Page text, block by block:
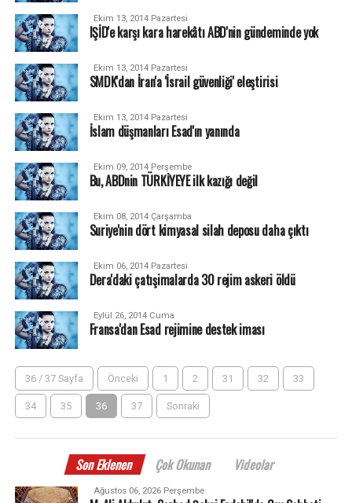
Ekim 13, 2014 Pazartesi
IŞİD'e karşı kara harekâtı ABD'nin gündeminde yok
Ekim 13, 2014 Pazartesi
SMDK'dan İran'a 'İsrail güvenliği' eleştirisi
Ekim 13, 2014 Pazartesi
İslam düşmanları Esad'ın yanında
Ekim 09, 2014 Perşembe
Bu, ABDnin TÜRKİYEYE ilk kazığı değil
Ekim 08, 2014 Çarşamba
Suriye'nin dört kimyasal silah deposu daha çıktı
Ekim 06, 2014 Pazartesi
Dera'daki çatışimalarda 30 rejim askeri öldü
Eylül 26, 2014 Cuma
Fransa'dan Esad rejimine destek iması
36 / 37 Sayfa Önceki 1 2 31 32 33
34 35 36 37 Sonraki
Son Eklenen Çok Okunan Videolar
Ağustos 06, 2026 Perşembe